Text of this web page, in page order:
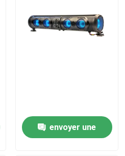
envoyer une